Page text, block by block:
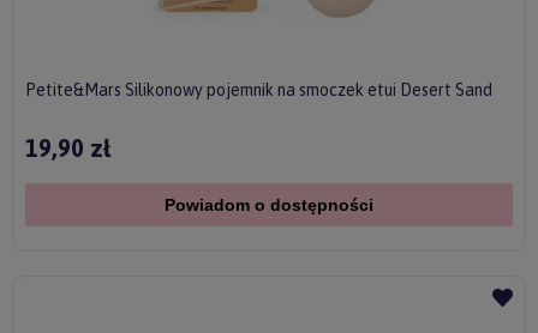
Petite&Mars Silikonowy pojemnik na smoczek etui Desert Sand
19,90 zł
Powiadom o dostępności